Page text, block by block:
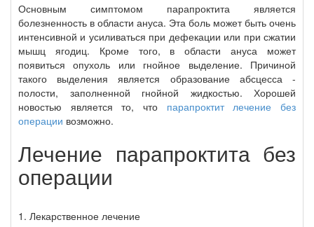
Основным симптомом парапроктита является
болезненность в области ануса. Эта боль может быть очень
интенсивной и усиливаться при дефекации или при сжатии
мышц ягодиц. Кроме того, в области ануса может
появиться опухоль или гнойное выделение. Причиной
такого выделения является образование абсцесса -
полости, заполненной гнойной жидкостью. Хорошей
новостью является то, что парапроктит лечение без
операции возможно.
Лечение парапроктита без
операции
1. Лекарственное лечение